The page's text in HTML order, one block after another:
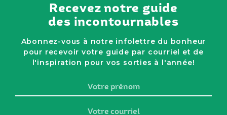
Recevez notre guide
des incontournables
Abonnez-vous à notre infolettre du bonheur
pour recevoir votre guide par courriel et de
l'inspiration pour vos sorties à l'année!
prénom